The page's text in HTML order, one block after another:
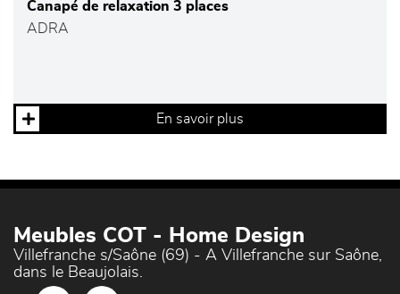
Canapé de relaxation 3 places
ADRA
En savoir plus
Meubles COT - Home Design
Villefranche s/Saône (69) - A Villefranche sur Saône,
dans le Beaujolais.